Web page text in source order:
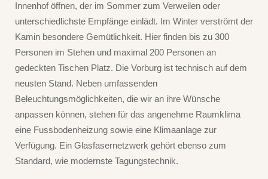
Innenhof öffnen, der im Sommer zum Verweilen oder
unterschiedlichste Empfänge einlädt. Im Winter verströmt der
Kamin besondere Gemütlichkeit. Hier finden bis zu 300
Personen im Stehen und maximal 200 Personen an
gedeckten Tischen Platz. Die Vorburg ist technisch auf dem
neusten Stand. Neben umfassenden
Beleuchtungsmöglichkeiten, die wir an ihre Wünsche
anpassen können, stehen für das angenehme Raumklima
eine Fussbodenheizung sowie eine Klimaanlage zur
Verfügung. Ein Glasfasernetzwerk gehört ebenso zum
Standard, wie modernste Tagungstechnik.